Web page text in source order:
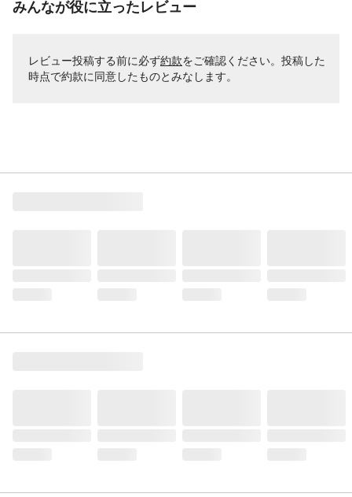
みんなが役に立ったレビュー
レビュー投稿する前に必ず約款をご確認ください。投稿した
時点で約款に同意したものとみなします。